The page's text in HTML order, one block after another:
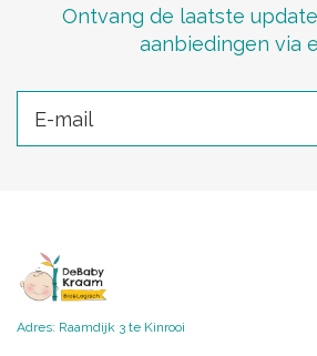
Ontvang de laatste
aanbiedingen via
Adres: Raamdijk 3 te Kinrooi